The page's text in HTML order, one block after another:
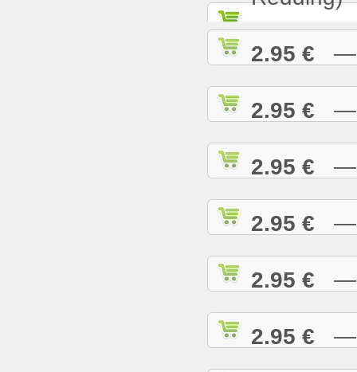
2.95 € —
2.95 € —
2.95 € —
2.95 € —
2.95 € —
2.95 € —